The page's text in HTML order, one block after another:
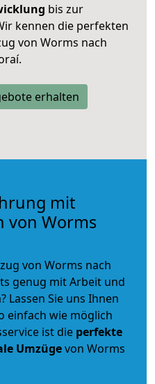
bis zur
kennen die perfekten
von Worms nach
erhalten
mit
von Worms
von Worms nach
genug mit Arbeit und
Lassen Sie uns Ihnen
einfach wie möglich
ist die perfekte
Umzügevon Worms